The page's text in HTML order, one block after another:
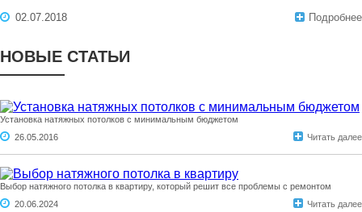
02.07.2018
Подробнее
НОВЫЕ СТАТЬИ
Установка натяжных потолков с минимальным бюджетом
26.05.2016
Читать далее
Выбор натяжного потолка в квартиру, который решит все проблемы с ремонтом
20.06.2024
Читать далее